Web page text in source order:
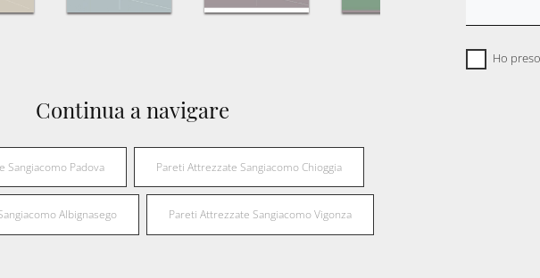
Continua a navigare
Sangiacomo Padova Pareti Attrezzate Sangiacomo Chioggia
Albignasego Pareti Attrezzate Sangiacomo Vigonza
Ho